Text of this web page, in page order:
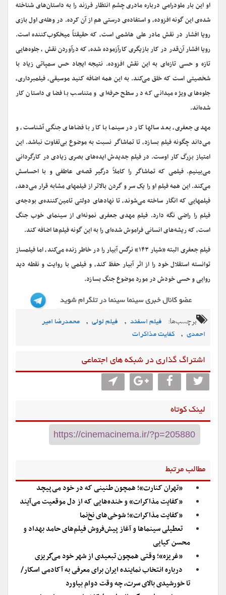
او این بار ملودرامی درباره‌ مادری چشم انتظار فرزند را به داستان‌های شناخته‌
شده‌ی این گونه افزوده، و استفاده‌ی درستی هم از آن کرده. در وهله‌ی اول بازی
رویا افشار در نقش مادر علی هاشمی است، که حقیقتاً میخکوب‌کننده است.
رویا افشار آن‌قدر در کار بازیگری کارآزموده شده، که درآوردن نقش ، جلو‌ه‌هایی
تازه و حسی تازه‌ای به این نقش افزوده. نتیجه ایجاد حس سمپاتی زیاد با
شخصیتی است که خلق می‌کند. به این همه اضافه کنید موسیقی، فیلمبرداری،
جلوه‌های ویژه میدانی که در سطح حرفه‌ای و متناسب با فضای داستان کار
شده‌اند.
مهدی جعفری، بعد سالها کار در سینما با کار با فضاهای جنگی آشناست، و
می‌داند چگونه فیلم بسازد، تا تماشاگر نسبت به موضوع بی‌تفاوت نباشد. این
امتیاز بزرگ کار اوست. در فیلم جدیدش ایده‌های بصری زیادی در کارگردانی
می‌بینیم. فیلمی که تماشاگر را کاملاً درگیر قصه‌ی عاطفی و با احساسش
می‌کند. این همه فیلم او را یک سر و گردن بالاتر از فیلمهای مشابه قرار می‌دهد،
فیلمهایی که انگار ساخته می‌شوند، تا نهادهای دولتی تامین‌کننده‌ی بودجه‌ی
فیلم را راضی نگه دارد. فیلم مهدی جعفری نمونه‌ای از سینمای خوب جنگ
است، که ریشه‌های انسانی فراموش شده‌ای را به این گونه فیلم‌ها اضافه ‌کند.
فیلم جعفری البته «شیار ۱۴۳» نرگس آبیار را در خاطر زنده می‌کند، اما فیلمساز
توانسته استقلال خود را از اثر آبیار حفظ کند، و فیلمی با روایت و نقطه دید
روایی و حسی خودش در مورد موضوع جنگ بسازد.
برچسب‌ها: فیلم اسفند , فیلم لولی ,
محمدرضا امیر
احمدی , کفایت مذاکرات
اشتراگ گذاری در شبکه های اجتماعی
لینک کوتاه
مطالب مرتبط
«تهران کنارت»؛ همچون طنینی که در خود می‌پیچد
«کفایت مذاکرات» و خنده‌هایی که از دل موقعیت می‌آیند
«کفایت مذاکرات»؛ شوخی‌های نخ‌نما
تعطیلی سینماها و آغاز پیش‌فروش فیلم‌های حامد بهداد و
محسن کیایی
«غریزه»؛ وقتی همچون تبعیدی از شهر خود می‌گریزی
درباره انتخاب نماینده ایران برای معرفی به آکادمی اسکار/
تا خورشیدی بالای سرت، چه وقت دوام بیاورد